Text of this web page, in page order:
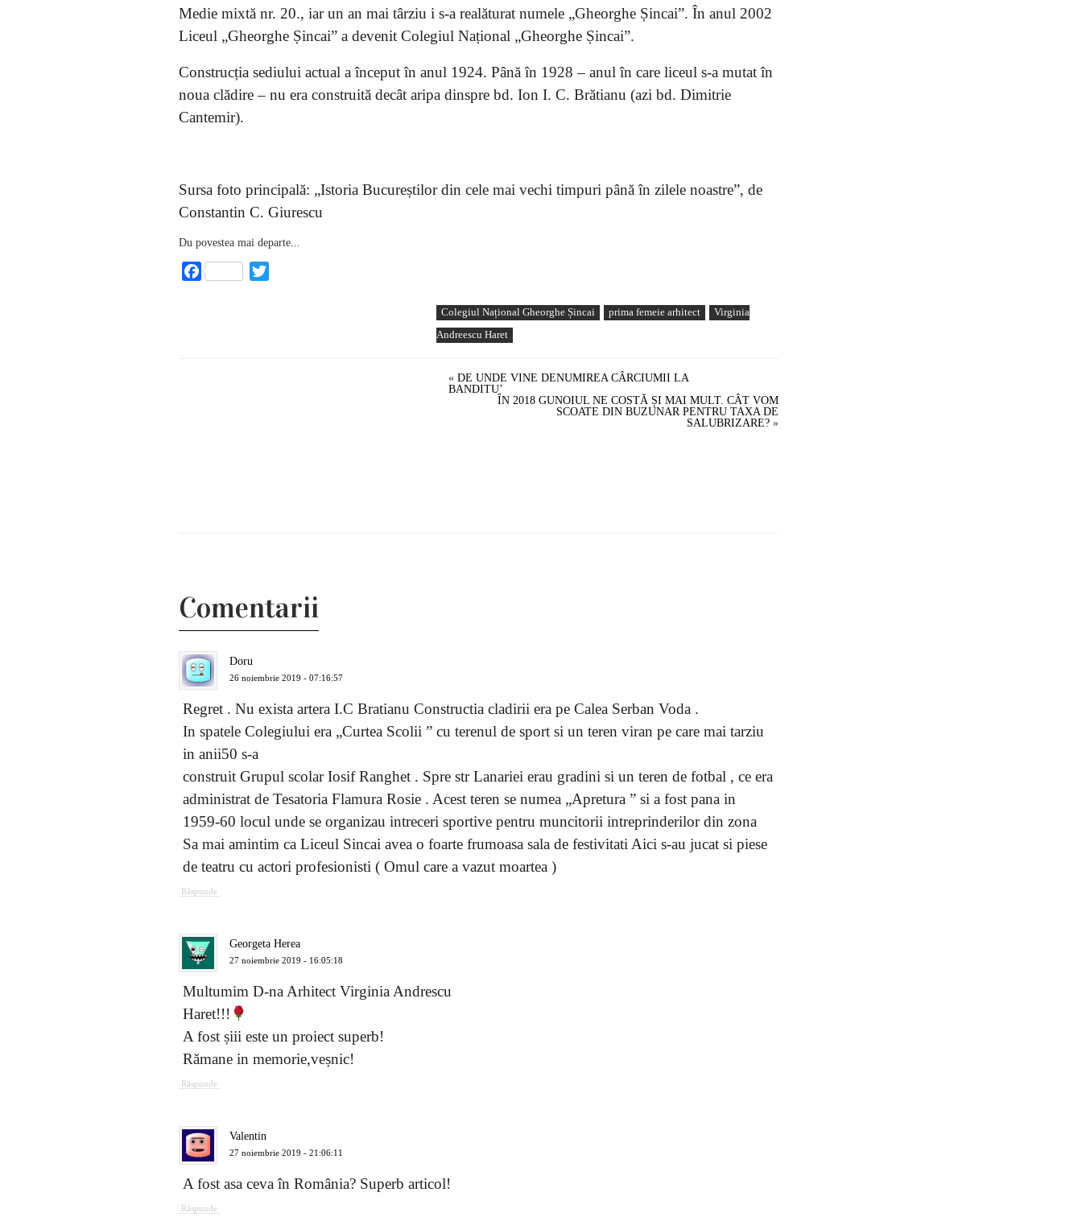
Medie mixtă nr. 20., iar un an mai târziu i s-a realăturat numele „Gheorghe Șincai”. În anul 2002
Liceul „Gheorghe Șincai” a devenit Colegiul Național „Gheorghe Șincai”.
Construcția sediului actual a început în anul 1924. Până în 1928 – anul în care liceul s-a mutat în
noua clădire – nu era construită decât aripa dinspre bd. Ion I. C. Brătianu (azi bd. Dimitrie
Cantemir).
Sursa foto principală: „Istoria Bucureștilor din cele mai vechi timpuri până în zilele noastre”, de
Constantin C. Giurescu
Du povestea mai departe...
Facebook
Colegiul Național Gheorghe Șincai prima femeie arhitect
Virginia
Andreescu Haret
«DE UNDE VINE DENUMIREA CÂRCIUMII LA
BANDITU’
ÎN 2018 GUNOIUL NE COSTĂ ȘI MAI MULT. CÂT VOM
SCOATE DIN BUZUNAR PENTRU TAXA DE
SALUBRIZARE? »
Comentarii
Doru
26 noiembrie 2019 - 07:16:57
Regret . Nu exista artera I.C Bratianu Constructia cladirii era pe Calea Serban Voda .
In spatele Colegiului era „Curtea Scolii ” cu terenul de sport si un teren viran pe care mai tarziu
in anii50 s-a
construit Grupul scolar Iosif Ranghet . Spre str Lanariei erau gradini si un teren de fotbal , ce era
administrat de Tesatoria Flamura Rosie . Acest teren se numea „Apretura ” si a fost pana in
1959-60 locul unde se organizau intreceri sportive pentru muncitorii intreprinderilor din zona
Sa mai amintim ca Liceul Sincai avea o foarte frumoasa sala de festivitati Aici s-au jucat si piese
de teatru cu actori profesionisti ( Omul care a vazut moartea )
Răspunde
Georgeta Herea
27 noiembrie 2019 - 16:05:18
Multumim D-na Arhitect Virginia Andrescu
Haret!!!
A fost șiii este un proiect superb!
Rămane in memorie,veșnic!
Răspunde
Valentin
27 noiembrie 2019 - 21:06:11
A fost asa ceva în România? Superb articol!
Răspunde